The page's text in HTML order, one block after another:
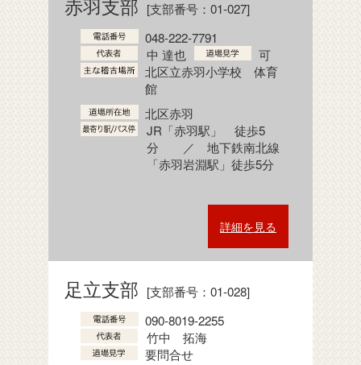
赤羽支部 [支部番号：01-027]
048-222-7791
中 達也
可
北区立赤羽小学校 体育
館
北区赤羽
JR「赤羽駅」 徒歩5
分 ／ 地下鉄南北線
「赤羽岩淵駅」徒歩5分
詳細を見る
足立支部 [支部番号：01-028]
090-8019-2255
竹中 拓海
要問合せ